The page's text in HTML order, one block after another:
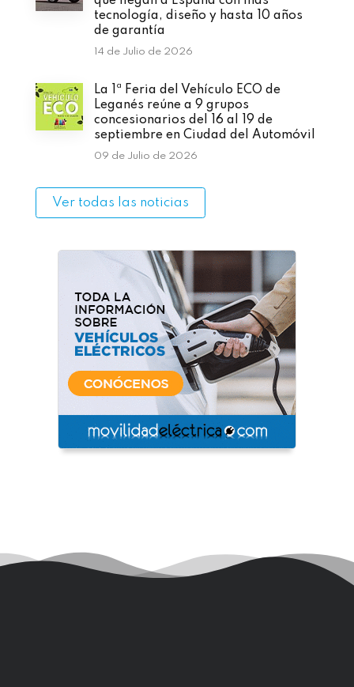
tecnología, diseño y hasta 10 años
de garantía
14 de Julio de 2026
La 1ª Feria del Vehículo ECO de
Leganés reúne a 9 grupos
concesionarios del 16 al 19 de
septiembre en Ciudad del Automóvil
09 de Julio de 2026
Ver todas las noticias